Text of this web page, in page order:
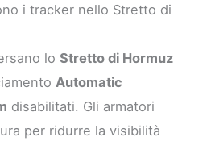
i tracker nello Stretto di
loStretto di Hormuz
Automatic
disabilitati. Gli armatori
per ridurre la visibilità